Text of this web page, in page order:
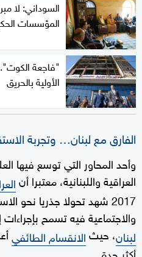
السوداني: لا
المؤسسات
"فاجعة
الأولية بالحريق
الفارق مع لبنان… وتجربة
وأحد المحاور التي توسع فيها
العراقية واللبنانية، معتبرا أن
2017 شهد تحولا جذريا نحو
والاجتماعية فيه تسمح
لبنان، حيثالانقسام الطائفي